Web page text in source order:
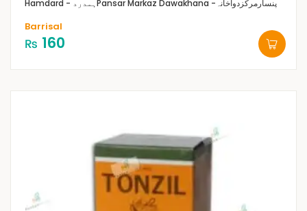
Hamdard - ہمدرد Pansar Markaz Dawakhana -پنسارمرکزدواخانہ
Barrisal
₨ 160